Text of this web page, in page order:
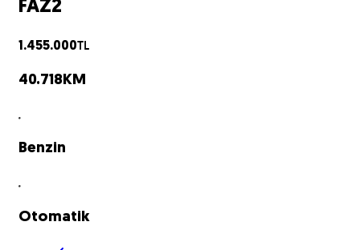
FAZ2
1.455.000TL
40.718KM
Benzin
Otomatik